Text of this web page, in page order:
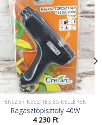
ÉKSZER KÉSZÍTÉS ÉS KELLÉKEK
Ragasztópisztoly 40W
4 230 Ft